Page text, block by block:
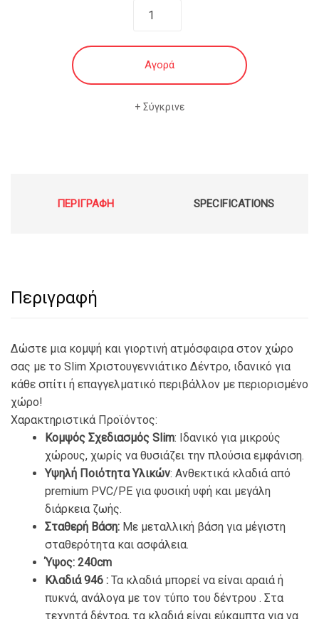
Αγορά
Σύγκρινε
ΠΕΡΙΓΡΑΦΉ SPECIFICATIONS
Περιγραφή
Δώστε μια κομψή και γιορτινή ατμόσφαιρα στον χώρο
σας με το Slim Χριστουγεννιάτικο Δέντρο, ιδανικό για
κάθε σπίτι ή επαγγελματικό περιβάλλον με περιορισμένο
χώρο!
Χαρακτηριστικά Προϊόντος:
Κομψός Σχεδιασμός Slim: Ιδανικό για μικρούς
χώρους, χωρίς να θυσιάζει την πλούσια εμφάνιση.
Υψηλή Ποιότητα Υλικών: Ανθεκτικά κλαδιά από
premium PVC/PE για φυσική υφή και μεγάλη
διάρκεια ζωής.
Σταθερή Βάση: Με μεταλλική βάση για μέγιστη
σταθερότητα και ασφάλεια.
Ύψος: 240cm
Κλαδιά 946 : Τα κλαδιά μπορεί να είναι αραιά ή
πυκνά, ανάλογα με τον τύπο του δέντρου . Στα
τεχνητά δέντρα, τα κλαδιά είναι εύκαμπτα για να